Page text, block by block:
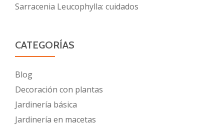
Sarracenia Leucophylla: cuidados
CATEGORÍAS
Blog
Decoración con plantas
Jardinería básica
Jardinería en macetas